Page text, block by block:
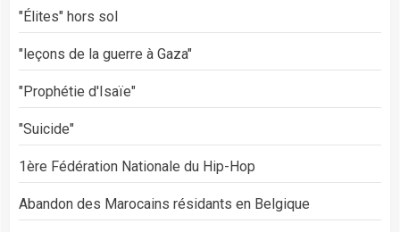
"Élites" hors sol
"leçons de la guerre à Gaza"
"Prophétie d'Isaïe"
"Suicide"
1ère Fédération Nationale du Hip-Hop
Abandon des Marocains résidants en Belgique